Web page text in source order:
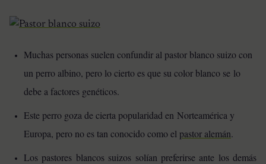
Muchas personas suelen confundir al pastor blanco suizo con
un perro albino, pero lo cierto es que su color blanco se lo
debe a factores genéticos.
Este perro goza de cierta popularidad en Norteamérica y
Europa, pero no es tan conocido como el pastor alemán.
Los pastores blancos suizos solían preferirse ante los demás